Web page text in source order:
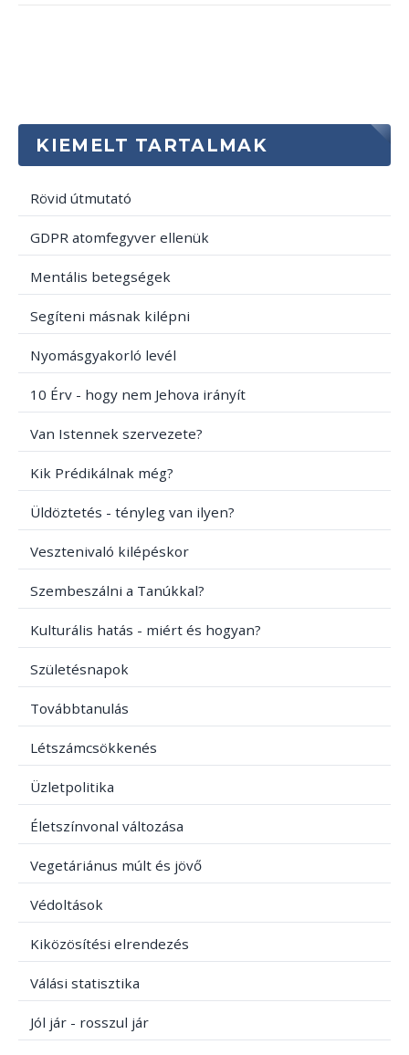
KIEMELT TARTALMAK
Rövid útmutató
GDPR atomfegyver ellenük
Mentális betegségek
Segíteni másnak kilépni
Nyomásgyakorló levél
10 Érv - hogy nem Jehova irányít
Van Istennek szervezete?
Kik Prédikálnak még?
Üldöztetés - tényleg van ilyen?
Vesztenivaló kilépéskor
Szembeszálni a Tanúkkal?
Kulturális hatás - miért és hogyan?
Születésnapok
Továbbtanulás
Létszámcsökkenés
Üzletpolitika
Életszínvonal változása
Vegetáriánus múlt és jövő
Védoltások
Kiközösítési elrendezés
Válási statisztika
Jól jár - rosszul jár